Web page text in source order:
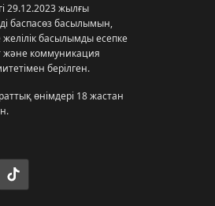
29.12.2023 жылғы
баспасөз басылымын,
желілік басылымды есепке
және коммуникация
берілген.
өнімдері 18 жастан